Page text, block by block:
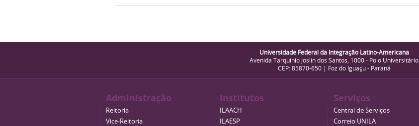
Universidade Federal da Integração Latino-Americana
Avenida Tarquínio Joslin dos Santos, 1000 - Polo Universitário
CEP: 85870-650 | Foz do Iguaçu - Paraná
Administração
Reitoria
Vice-Reitoria
Institutos
ILAACH
ILAESP
Serviços
Central de Serviços
Correio UNILA